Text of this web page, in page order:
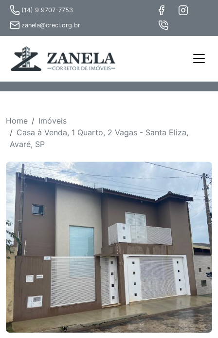
(14) 9 9707-7753
zanela@creci.org.br
Home
Imóveis
Casa à Venda, 1 Quarto, 2 Vagas - Santa Eliza,
Avaré, SP